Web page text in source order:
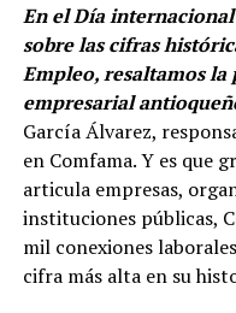
En el Día
sobre las cifras
Empleo, resaltamos la
empresarial
García Álvarez,
en Comfama. Y es que
articula empresas,
instituciones públicas,
mil conexiones
cifra más alta en su